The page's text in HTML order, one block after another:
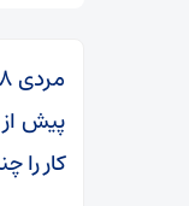
پیش
کار را